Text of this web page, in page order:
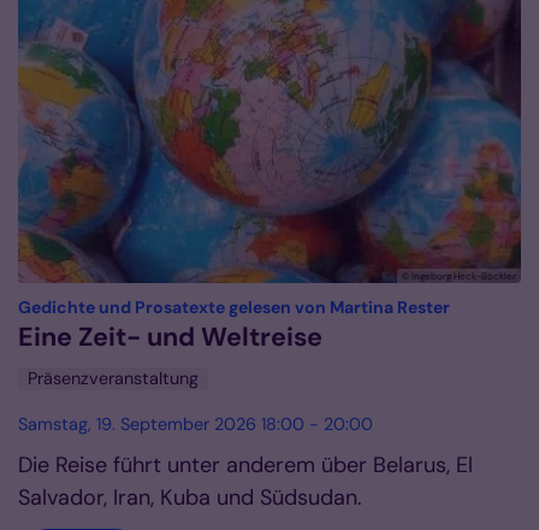
© Ingeborg Heck-Böckler
Gedichte und Prosatexte gelesen von Martina Rester:
Eine Zeit- und Weltreise
Präsenzveranstaltung
Samstag, 19. September 2026 18:00 - 20:00
Die Reise führt unter anderem über Belarus, El
Salvador, Iran, Kuba und Südsudan.